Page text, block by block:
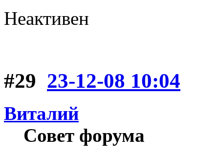
Неактивен
#29 23-12-08 10:04
Виталий
Совет форума